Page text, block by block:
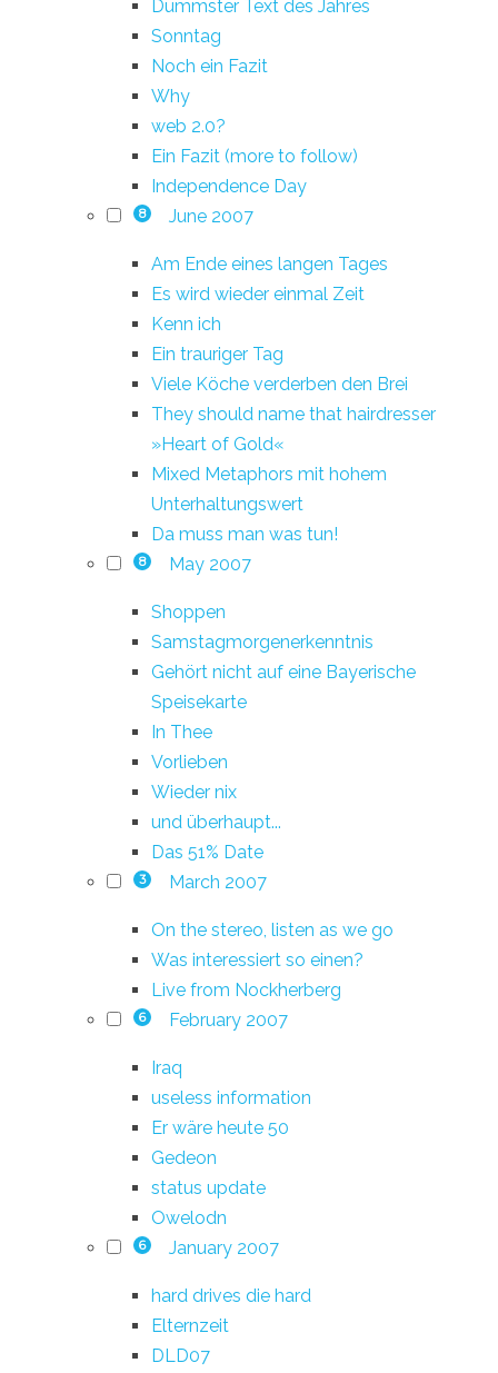
Dümmster Text des Jahres
Sonntag
Noch ein Fazit
Why
web 2.0?
Ein Fazit (more to follow)
Independence Day
8 June 2007
Am Ende eines langen Tages
Es wird wieder einmal Zeit
Kenn ich
Ein trauriger Tag
Viele Köche verderben den Brei
They should name that hairdresser
»Heart of Gold«
Mixed Metaphors mit hohem
Unterhaltungswert
Da muss man was tun!
8 May 2007
Shoppen
Samstagmorgenerkenntnis
Gehört nicht auf eine Bayerische
Speisekarte
In Thee
Vorlieben
Wieder nix
und überhaupt...
Das 51% Date
3 March 2007
On the stereo, listen as we go
Was interessiert so einen?
Live from Nockherberg
6 February 2007
Iraq
useless information
Er wäre heute 50
Gedeon
status update
Owelodn
6 January 2007
hard drives die hard
Elternzeit
DLD07